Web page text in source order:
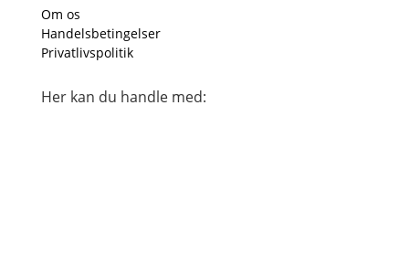
Om os
Handelsbetingelser
Privatlivspolitik
Her kan du handle med: